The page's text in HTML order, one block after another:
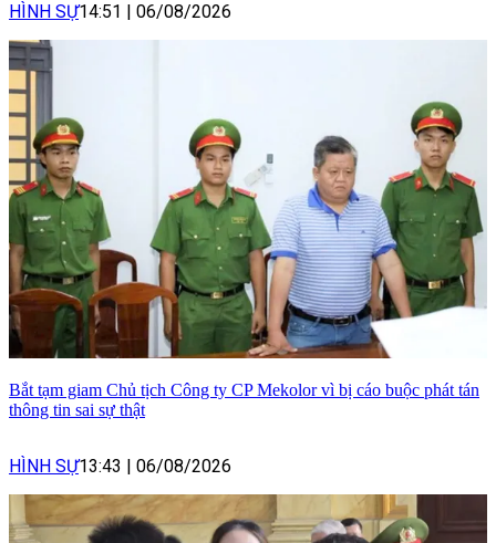
HÌNH SỰ14:51 06/08/2026
Bắt tạm giam Chủ tịch Công ty CP Mekolor vì bị cáo buộc phát tán
thông tin sai sự thật
HÌNH SỰ13:43 06/08/2026